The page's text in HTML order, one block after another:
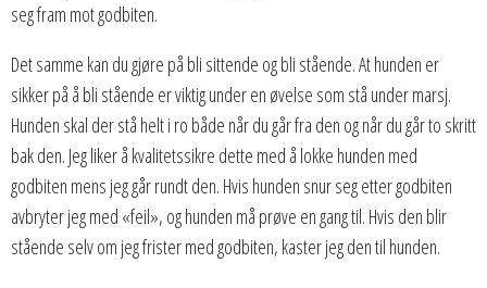
seg fram mot godbiten.
Det samme kan du gjøre på bli sittende og bli stående. At hunden er
sikker på å bli stående er viktig under en øvelse som stå under marsj.
Hunden skal der stå helt i ro både når du går fra den og når du går to skritt
bak den. Jeg liker å kvalitetssikre dette med å lokke hunden med
godbiten mens jeg går rundt den. Hvis hunden snur seg etter godbiten
avbryter jeg med «feil», og hunden må prøve en gang til. Hvis den blir
stående selv om jeg frister med godbiten, kaster jeg den til hunden.